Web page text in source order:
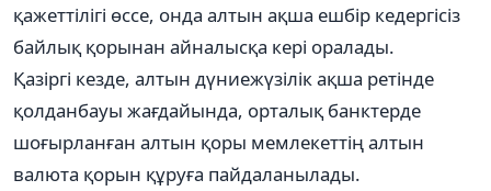
қажеттілігі өссе, онда алтын ақша ешбір кедергісіз
байлық қорынан айналысқа кері оралады.
Қазіргі кезде, алтын дүниежүзілік ақша ретінде
қолданбауы жағдайында, орталық банктерде
шоғырланған алтын қоры мемлекеттің алтын
валюта қорын құруға пайдаланылады.